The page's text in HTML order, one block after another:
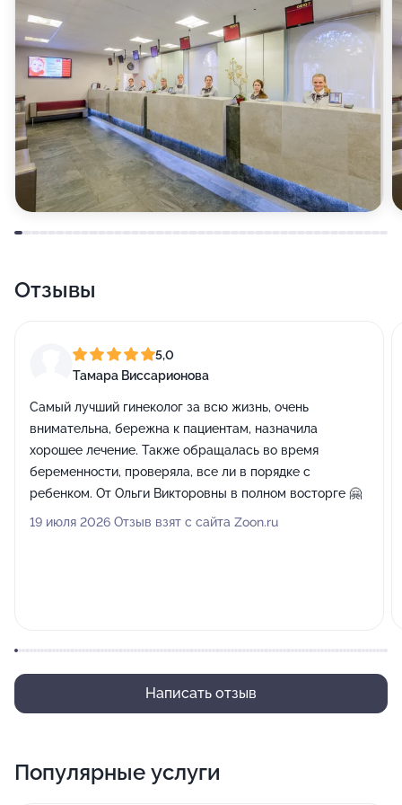
Отзывы
5,0
Тамара Виссарионова
Самый лучший гинеколог за всю жизнь, очень
внимательна, бережна к пациентам, назначила
хорошее лечение. Также обращалась во время
беременности, проверяла, все ли в порядке с
ребенком. От Ольги Викторовны в полном восторге 🤗
19 июля 2026 Отзыв взят с сайта Zoon.ru
Написать отзыв
Популярные услуги